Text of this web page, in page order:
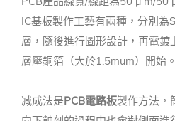
IC基板製作工藝有兩種，分別
層，隨後進行圖形設計，再電
層壓銅箔（大於1.5mum）開始。
减成法是PCB電路板製作方法，